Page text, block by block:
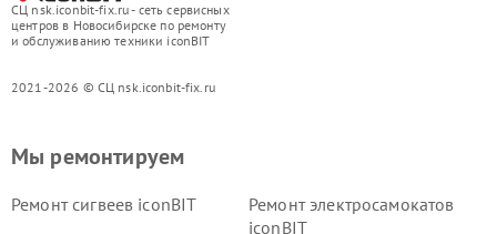
СЦ nsk.iconbit-fix.ru - сеть сервисных
центров в Новосибирске по ремонту
и обслуживанию техники iconBIT
2021-2026 © СЦ nsk.iconbit-fix.ru
Мы ремонтируем
Ремонт сигвеев iconBIT
Ремонт электросамокатов
iconBIT